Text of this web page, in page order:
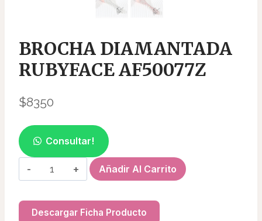
BROCHA DIAMANTADA
RUBYFACE AF50077Z
$8350
Consultar!
BROCHA
DIAMANTADA
AF50077Z
Añadir Al Carrito
Descargar Ficha Producto